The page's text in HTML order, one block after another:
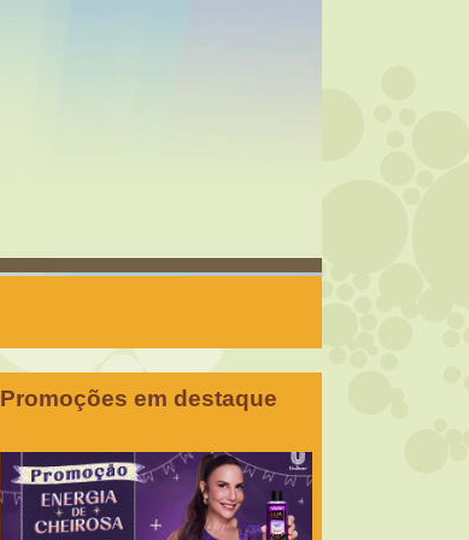
Promoções em destaque